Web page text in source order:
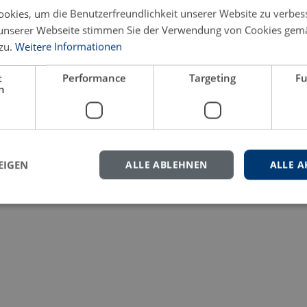
Sie uns gern.
um die Benutzerfreundlichkeit unserer Website zu
Webseite stimmen Sie der Verwendung von Cookies
Weitere Informationen
Performance Targeting
ALLE
ALLE ABLEHNEN